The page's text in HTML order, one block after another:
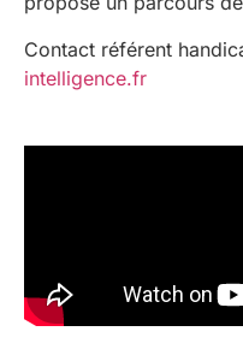
Contact référent
intelligence.fr